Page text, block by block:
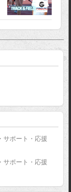
サポート・応援
サポート・応援